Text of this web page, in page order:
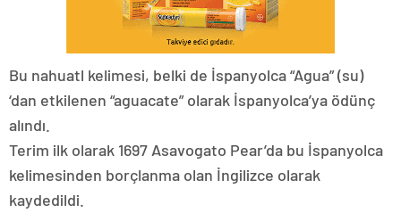
Bu nahuatl kelimesi, belki de İspanyolca “Agua” (su)
‘dan etkilenen “aguacate” olarak İspanyolca’ya ödünç
alındı.
Terim ilk olarak 1697 Asavogato Pear’da bu İspanyolca
kelimesinden borçlanma olan İngilizce olarak
kaydedildi.